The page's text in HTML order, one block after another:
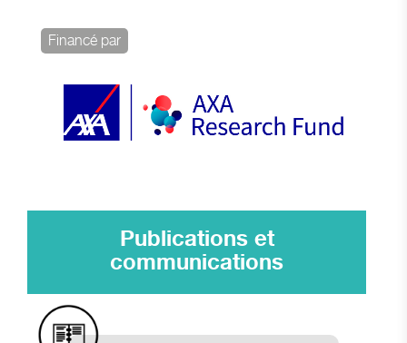
Financé par
Publications et
communications